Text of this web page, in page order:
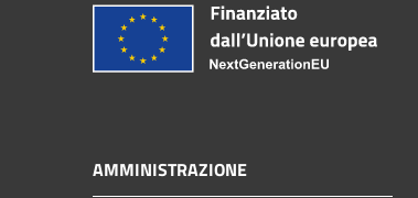
AMMINISTRAZIONE